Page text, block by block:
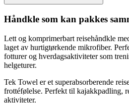
Håndkle som kan pakkes
Lett og komprimerbart reisehåndkle
laget av hurtigtørkende mikrofiber. Pe
fotturer og hverdagsaktiviteter som
helgeturer.
Tek Towel er et superabsorberende
frottéfølelse. Perfekt til kajakkpadling,
aktiviteter.